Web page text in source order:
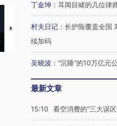
【推广】走进第四届链博
会，让数智科技“链”接产
丁金坤 ： 耳闻目睹的几位律
村夫日记 ： 长护险覆盖全国
续加码
吴晓波 ： “沉睡”的10万亿元
最新文章
15:10 看空消费的“三大误区